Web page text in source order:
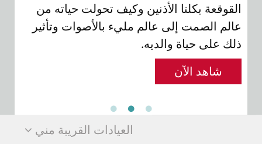
القوقعة بكلتا الأذنين وكيف تحولت حياته من
عالم الصمت إلى عالم مليء بالأصوات وتأثير
ذلك على حياة والديه.
شاهد الآن
العيادات القريبة مني